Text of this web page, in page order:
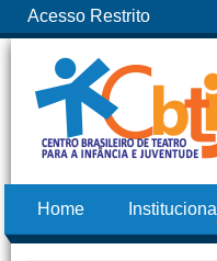
Acesso Restrito
Home Institucional